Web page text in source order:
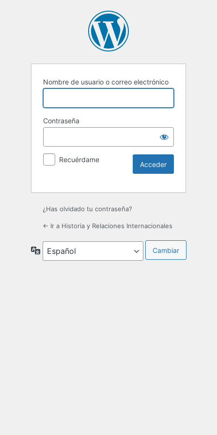
Nombre de usuario o correo electrónico
Contraseña
Recuérdame
¿Has olvidado tu contraseña?
← Ir a Historia y Relaciones Internacionales
Idioma